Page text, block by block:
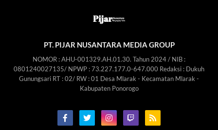
PT. PIJAR NUSANTARA MEDIA GROUP
NOMOR : AHU-001329.AH.01.30. Tahun 2024 / NIB :
0801240027135/ NPWP : 73.227.177.0-647.000 Redaksi : Dukuh
Gunungsari RT : 02/ RW : 01 Desa Mlarak - Kecamatan Mlarak -
Kabupaten Ponorogo